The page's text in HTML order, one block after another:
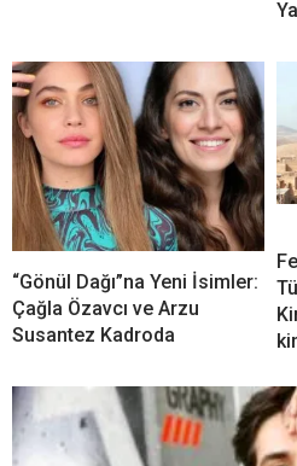
“Gönül Dağı”na Yeni İsimler:
Çağla Özavcı ve Arzu
Susantez Kadroda